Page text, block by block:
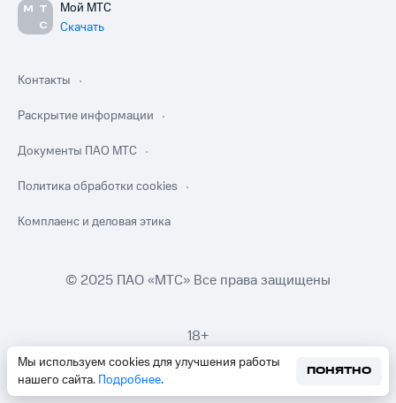
Мы используем cookies для улучшения работы
нашего сайта. Подробнее.
ПОНЯТНО
Мой МТС
Скачать
Контакты
Раскрытие информации
Документы ПАО МТС
Политика обработки cookies
Комплаенс и деловая этика
© 2025 ПАО «МТС» Все права защищены
18+